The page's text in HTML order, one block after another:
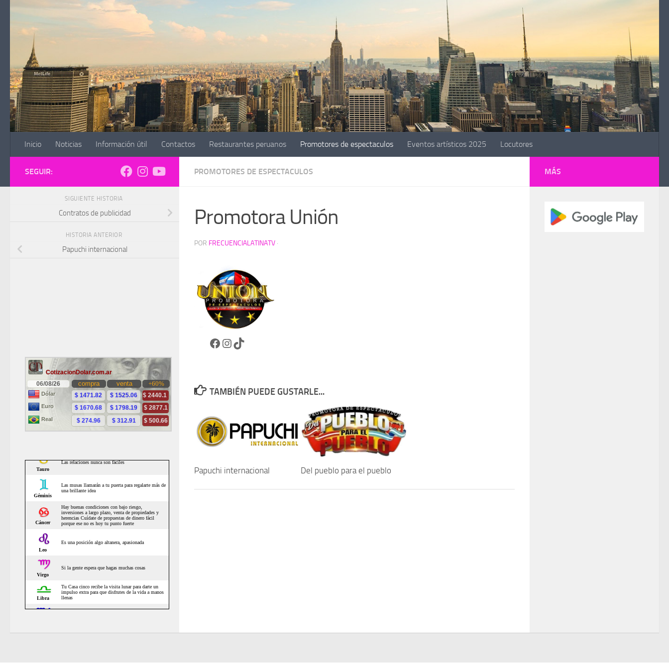
Inicio Noticias Información útil Contactos Restaurantes peruanos Promotores de espectaculos Eventos artísticos 2025 Locutores
PROMOTORES DE ESPECTACULOS
Promotora Unión
POR FRECUENCIALATINATV ·
Facebook
Instagram
TikTok
TAMBIÉN PUEDE GUSTARLE...
Papuchi internacional Del pueblo para el pueblo
SEGUIR:
SIGUIENTE HISTORIA
Contratos de publicidad
HISTORIA ANTERIOR
Papuchi internacional
MÁS